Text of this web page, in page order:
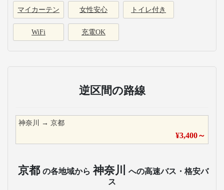
マイカーテン 女性安心 トイレ付き
WiFi 充電OK
逆区間の路線
神奈川 → 京都
¥3,400～
京都 の各地域から 神奈川
への高速バス・格安バ
ス